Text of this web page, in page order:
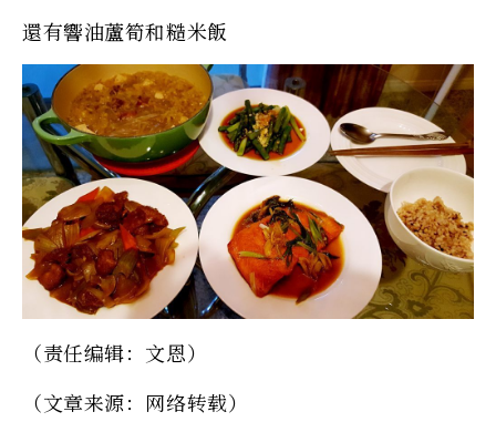
還有響油蘆筍和糙米飯
（责任编辑：文恩）
（文章来源：网络转载）